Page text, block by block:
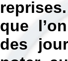
que
des